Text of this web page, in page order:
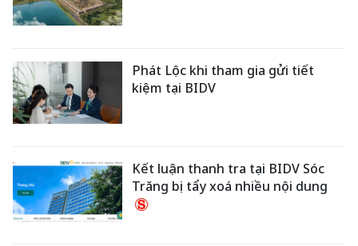
Phát Lộc khi tham gia gửi tiết
kiệm tại BIDV
Kết luận thanh tra tại BIDV Sóc
Trăng bị tẩy xoá nhiều nội dung